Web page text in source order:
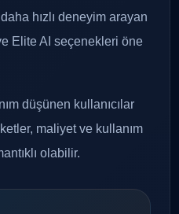
hızlı deneyim arayan
Elite AI seçenekleri öne
düşünen kullanıcılar
maliyet ve kullanım
olabilir.